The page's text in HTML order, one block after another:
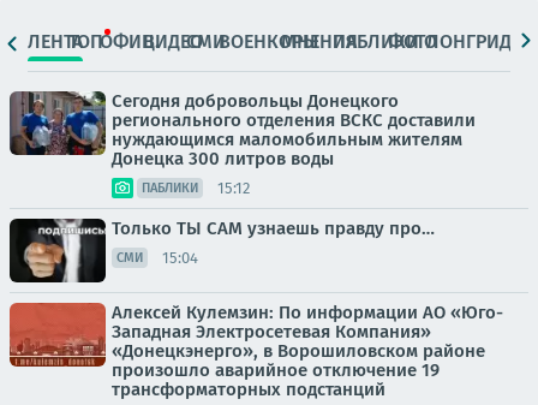
ЛЕНТАТОПОФИЦ.ВИДЕОСМИВОЕНКОРЫМНЕНИЯПАБЛИКИ
ФОТОЛОНГРИДЫ
Сегодня добровольцы Донецкого
регионального отделения ВСКС доставили
нуждающимся маломобильным жителям
Донецка 300 литров воды
ПАБЛИКИ 15:12
Только ТЫ САМ узнаешь правду про…
СМИ 15:04
Алексей Кулемзин: По информации АО «Юго-
Западная Электросетевая Компания»
«Донецкэнерго», в Ворошиловском районе
произошло аварийное отключение 19
трансформаторных подстанций